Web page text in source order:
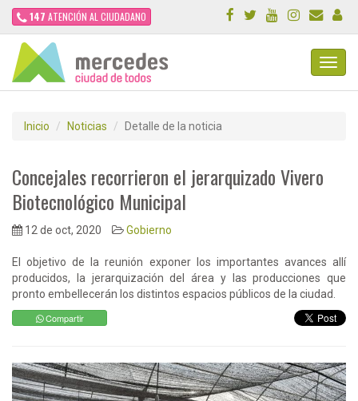
147 ATENCIÓN AL CIUDADANO
Inicio Noticias Detalle de la noticia
Concejales recorrieron el jerarquizado Vivero
Biotecnológico Municipal
12 de oct, 2020 Gobierno
El objetivo de la reunión exponer los importantes avances allí
producidos, la jerarquización del área y las producciones que
pronto embellecerán los distintos espacios públicos de la ciudad.
Compartir